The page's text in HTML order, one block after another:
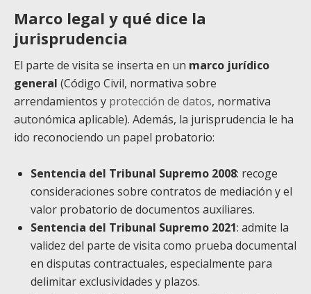
Marco legal y qué dice la
jurisprudencia
El parte de visita se inserta en un marco jurídico
general (Código Civil, normativa sobre
arrendamientos y protección de datos, normativa
autonómica aplicable). Además, la jurisprudencia le ha
ido reconociendo un papel probatorio:
Sentencia del Tribunal Supremo 2008: recoge
consideraciones sobre contratos de mediación y el
valor probatorio de documentos auxiliares.
Sentencia del Tribunal Supremo 2021: admite la
validez del parte de visita como prueba documental
en disputas contractuales, especialmente para
delimitar exclusividades y plazos.